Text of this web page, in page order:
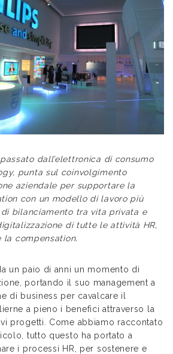
dall’elettronica di consumo
punta sul coinvolgimento
aziendale per supportare la
con un modello di lavoro più
bilanciamento tra vita privata e
di tutte le attività HR,
compensation.
un paio di anni un momento di
portando il suo management a
di business per cavalcare il
a pieno i benefici attraverso la
progetti. Come abbiamo raccontato
tutto questo ha portato a
i processi HR, per sostenere e